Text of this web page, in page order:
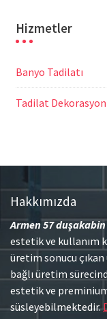
Hizmetler
Banyo Tadilatı
Tadilat Dekorasyon
Hakkımızda
Armen 57
estetik ve kullanım
üretim sonucu
bağlı üretim
estetik ve
süsleyebilmektedir.